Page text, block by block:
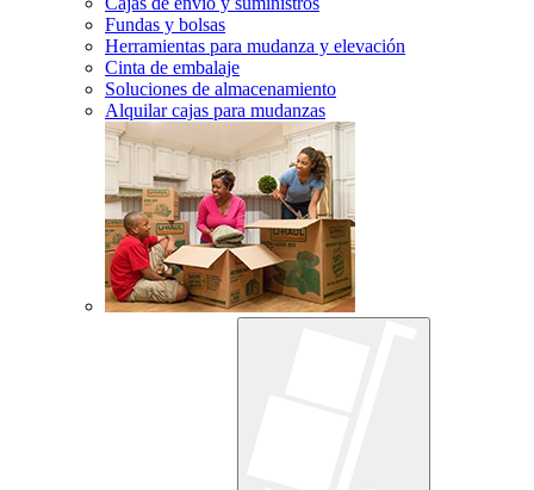
Fundas y bolsas
Herramientas para mudanza y elevación
Cinta de embalaje
Soluciones de almacenamiento
Alquilar cajas para mudanzas